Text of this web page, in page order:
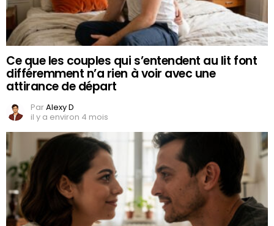
Ce que les couples qui s’entendent au lit font
différemment n’a rien à voir avec une
attirance de départ
ParAlexy D
il y a environ 4 mois